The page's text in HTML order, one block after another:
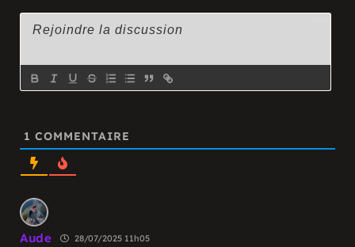
1 COMMENTAIRE
Aude 28/07/2025 11h05